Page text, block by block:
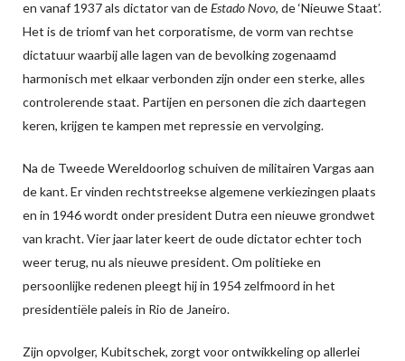
en vanaf 1937 als dictator van deEstado Novo, de ‘Nieuwe Staat’.
Het is de triomf van het corporatisme, de vorm van rechtse
dictatuur waarbij alle lagen van de bevolking zogenaamd
harmonisch met elkaar verbonden zijn onder een sterke, alles
controlerende staat. Partijen en personen die zich daartegen
keren, krijgen te kampen met repressie en vervolging.
Na de Tweede Wereldoorlog schuiven de militairen Vargas aan
de kant. Er vinden rechtstreekse algemene verkiezingen plaats
en in 1946 wordt onder president Dutra een nieuwe grondwet
van kracht. Vier jaar later keert de oude dictator echter toch
weer terug, nu als nieuwe president. Om politieke en
persoonlijke redenen pleegt hij in 1954 zelfmoord in het
presidentiële paleis in Rio de Janeiro.
Zijn opvolger, Kubitschek, zorgt voor ontwikkeling op allerlei